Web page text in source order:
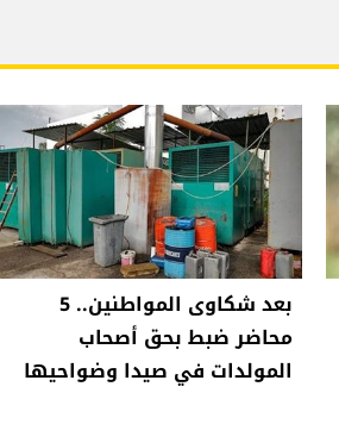
بعد شكاوى المواطنين.. 5
محاضر ضبط بحق أصحاب
المولدات في صيدا وضواحيها